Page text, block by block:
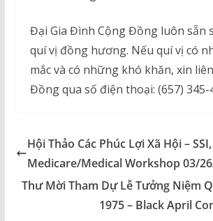
Đại Gia Đình Cộng Đồng luôn sẵn
quí vị đồng hương. Nếu quí vị có
mắc và có những khó khăn, xin
Đồng qua số điện thoại: (657) 345-
Hội Thảo Các Phúc Lợi Xã Hội – SSI,
Medicare/Medical Workshop 03/
Thư Mời Tham Dự Lễ Tưởng Niệm
1975 – Black April